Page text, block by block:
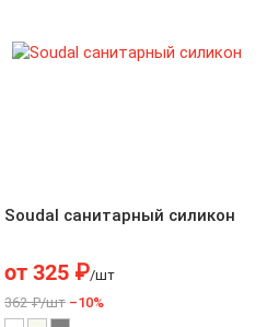
Soudal cанитарный силикон
от 325₽/шт
362 ₽/шт –10%